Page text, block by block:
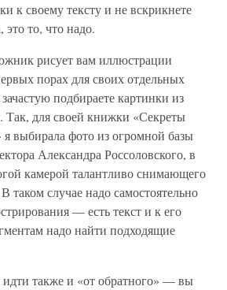
к своему тексту и не вскрикнете
то, что надо.
рисует вам иллюстрации
порах для своих отдельных
подбираете картинки из
Так, для своей книжки «Секреты
выбирала фото из огромной базы
Александра Россоловского, в
камерой талантливо снимающего
таком случае надо самостоятельно
— есть текст и к его
надо найти подходящие
также и «от обратного» — вы